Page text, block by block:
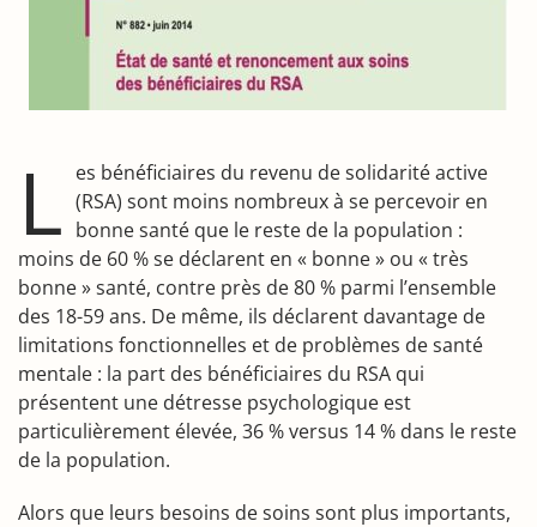
L es bénéficiaires du revenu de solidarité active
(RSA) sont moins nombreux à se percevoir en
bonne santé que le reste de la population :
moins de 60 % se déclarent en « bonne » ou « très
bonne » santé, contre près de 80 % parmi l’ensemble
des 18-59 ans. De même, ils déclarent davantage de
limitations fonctionnelles et de problèmes de santé
mentale : la part des bénéficiaires du RSA qui
présentent une détresse psychologique est
particulièrement élevée, 36 % versus 14 % dans le reste
de la population.
Alors que leurs besoins de soins sont plus importants,